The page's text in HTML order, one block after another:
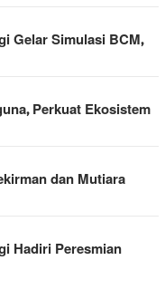
Gelar Simulasi BCM,
Perkuat Ekosistem
dan Mutiara
Hadiri Peresmian